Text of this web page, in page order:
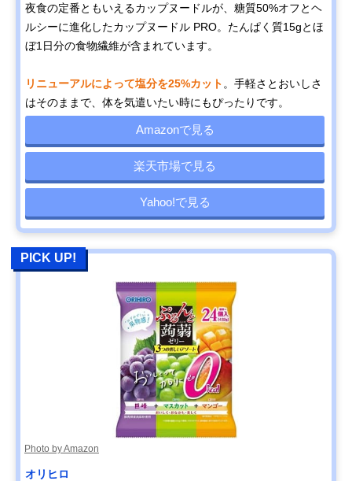
夜食の定番ともいえるカップヌードルが、糖質50%オフとヘ
ルシーに進化したカップヌードル PRO。たんぱく質15gとほ
ぼ1日分の食物繊維が含まれています。
リニューアルによって塩分を25%カット 。手軽さとおいしさ
はそのままで、体を気遣いたい時にもぴったりです。
Amazonで見る
楽天市場で見る
Yahoo!で見る
PICK UP!
Photo by Amazon
オリヒロ